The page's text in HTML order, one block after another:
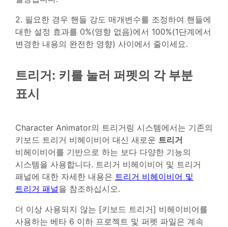
2. 필요한 경우 핸들 강도 매개변수를 조정하여 핸들에
대한 설정 효과를 0%(영향 없음)에서 100%(1단계에서
변경한 내용의 완전한 영향) 사이에서 줄이세요.
트리거: 키를 눌러 퍼펫의 각 부분
표시
Character Animator의 트리거링 시스템에서는 기존의
키보드 트리거 비헤이비어 대신 새로운 트리거
비헤이비어를 기반으로 하는 보다 다양한 기능의
시스템을 사용합니다. 트리거 비헤이비어 및 트리거
패널에 대한 자세한 내용은 트리거 비헤이비어 및
트리거 패널을 참조하십시오.
더 이상 사용되지 않는 [키보드 트리거] 비헤이비어를
사용하는 베타 6 이하 프로젝트 및 퍼펫 파일은 계속